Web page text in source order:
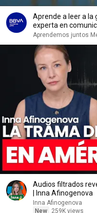
Aprende a leer a la
experta en
Aprendemos juntos
Audios filtrados
| Inna Afinogenova
Inna Afinogenova
New
259K views